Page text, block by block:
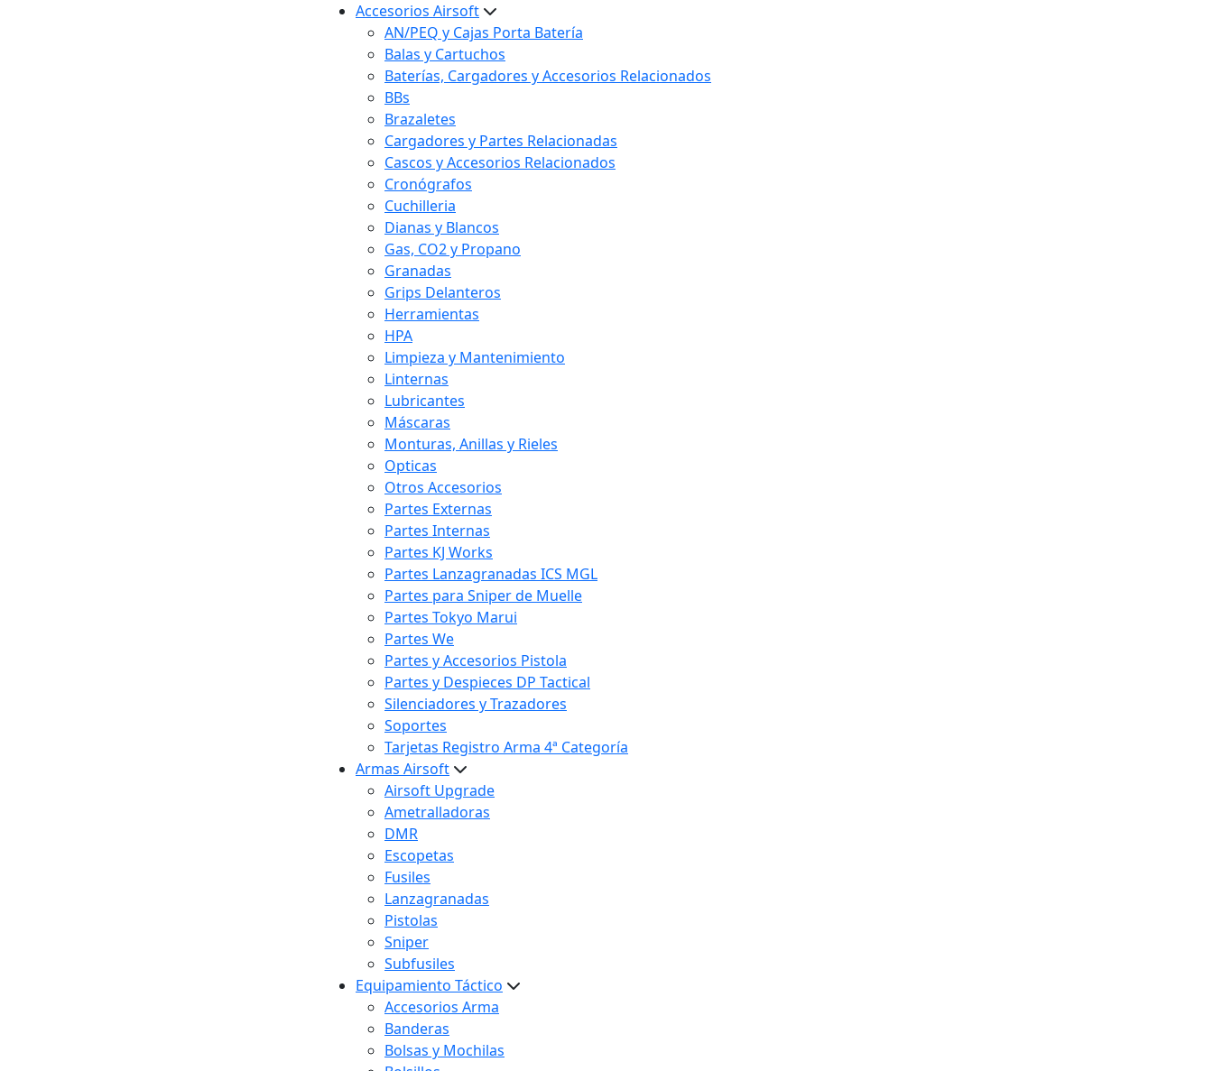
Accesorios Airsoft
AN/PEQ y Cajas Porta Batería
Balas y Cartuchos
Baterías, Cargadores y Accesorios Relacionados
BBs
Brazaletes
Cargadores y Partes Relacionadas
Cascos y Accesorios Relacionados
Cronógrafos
Cuchilleria
Dianas y Blancos
Gas, CO2 y Propano
Granadas
Grips Delanteros
Herramientas
HPA
Limpieza y Mantenimiento
Linternas
Lubricantes
Máscaras
Monturas, Anillas y Rieles
Opticas
Otros Accesorios
Partes Externas
Partes Internas
Partes KJ Works
Partes Lanzagranadas ICS MGL
Partes para Sniper de Muelle
Partes Tokyo Marui
Partes We
Partes y Accesorios Pistola
Partes y Despieces DP Tactical
Silenciadores y Trazadores
Soportes
Tarjetas Registro Arma 4ª Categoría
Armas Airsoft
Airsoft Upgrade
Ametralladoras
DMR
Escopetas
Fusiles
Lanzagranadas
Pistolas
Sniper
Subfusiles
Equipamiento Táctico
Accesorios Arma
Banderas
Bolsas y Mochilas